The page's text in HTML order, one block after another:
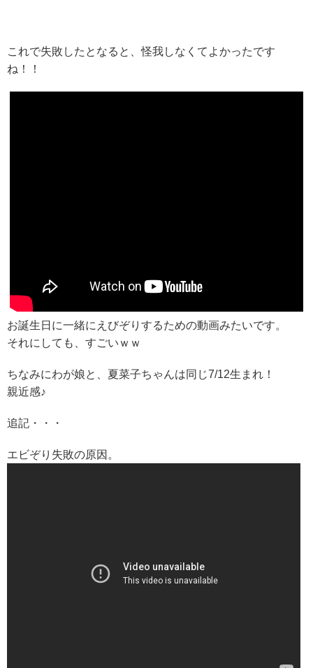
これで失敗したとなると、怪我しなくてよかったです
ね！！
お誕生日に一緒にえびぞりするための動画みたいです。
それにしても、すごいｗｗ
ちなみにわが娘と、夏菜子ちゃんは同じ7/12生まれ！
親近感♪
追記・・・
エビぞり失敗の原因。